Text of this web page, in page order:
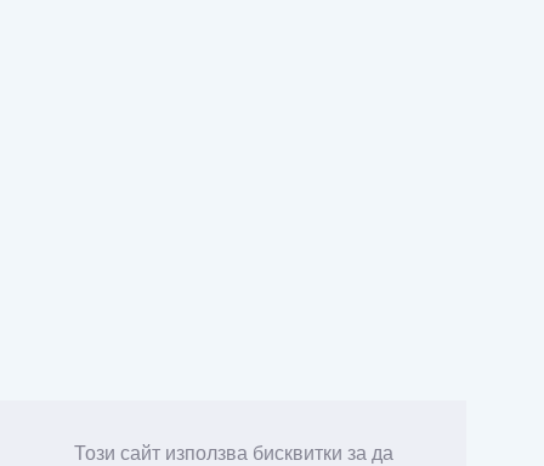
Този сайт използва бисквитки за да